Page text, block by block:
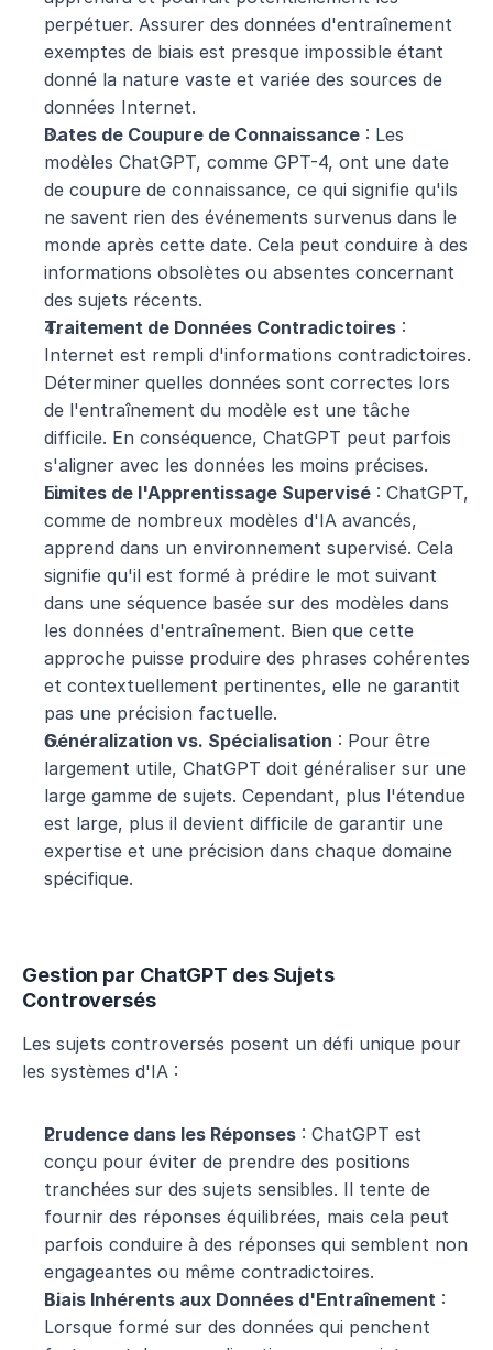
perpétuer. Assurer des données d'entraînement
exemptes de biais est presque impossible étant
donné la nature vaste et variée des sources de
données Internet.
Dates de Coupure de Connaissance : Les
modèles ChatGPT, comme GPT-4, ont une date
de coupure de connaissance, ce qui signifie qu'ils
ne savent rien des événements survenus dans le
monde après cette date. Cela peut conduire à des
informations obsolètes ou absentes concernant
des sujets récents.
Traitement de Données Contradictoires :
Internet est rempli d'informations contradictoires.
Déterminer quelles données sont correctes lors
de l'entraînement du modèle est une tâche
difficile. En conséquence, ChatGPT peut parfois
s'aligner avec les données les moins précises.
Limites de l'Apprentissage Supervisé : ChatGPT,
comme de nombreux modèles d'IA avancés,
apprend dans un environnement supervisé. Cela
signifie qu'il est formé à prédire le mot suivant
dans une séquence basée sur des modèles dans
les données d'entraînement. Bien que cette
approche puisse produire des phrases cohérentes
et contextuellement pertinentes, elle ne garantit
pas une précision factuelle.
Généralization vs. Spécialisation : Pour être
largement utile, ChatGPT doit généraliser sur une
large gamme de sujets. Cependant, plus l'étendue
est large, plus il devient difficile de garantir une
expertise et une précision dans chaque domaine
spécifique.
Gestion par ChatGPT des Sujets
Controversés
Les sujets controversés posent un défi unique pour
les systèmes d'IA :
Prudence dans les Réponses : ChatGPT est
conçu pour éviter de prendre des positions
tranchées sur des sujets sensibles. Il tente de
fournir des réponses équilibrées, mais cela peut
parfois conduire à des réponses qui semblent non
engageantes ou même contradictoires.
Biais Inhérents aux Données d'Entraînement :
Lorsque formé sur des données qui penchent